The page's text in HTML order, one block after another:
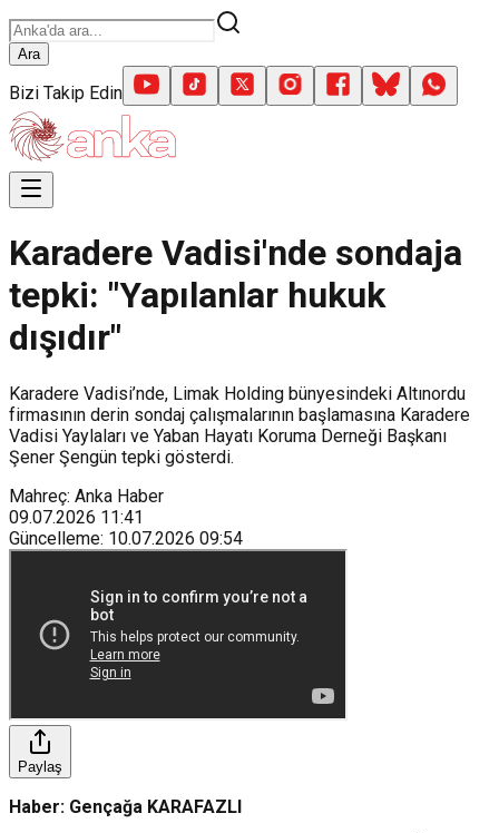
Ara
Bizi Takip Edin
Karadere Vadisi'nde sondaja
tepki: "Yapılanlar hukuk
dışıdır"
Karadere Vadisi’nde, Limak Holding bünyesindeki Altınordu
firmasının derin sondaj çalışmalarının başlamasına Karadere
Vadisi Yaylaları ve Yaban Hayatı Koruma Derneği Başkanı
Şener Şengün tepki gösterdi.
Mahreç: Anka Haber
09.07.2026 11:41
Güncelleme: 10.07.2026 09:54
Paylaş
Haber: Gençağa KARAFAZLI